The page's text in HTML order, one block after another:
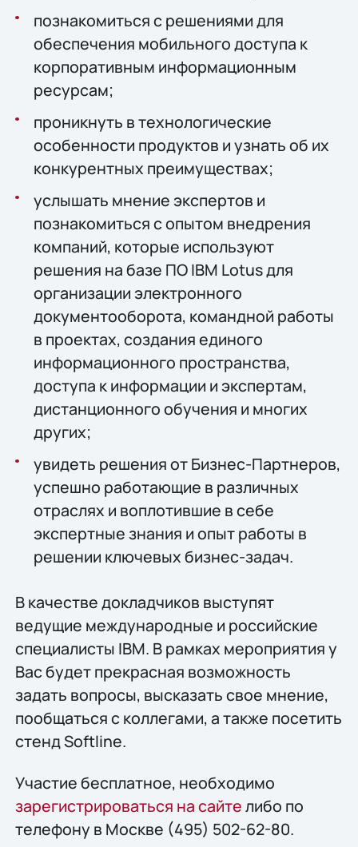
познакомиться с решениями для
обеспечения мобильного доступа к
корпоративным информационным
ресурсам;
проникнуть в технологические
особенности продуктов и узнать об их
конкурентных преимуществах;
услышать мнение экспертов и
познакомиться с опытом внедрения
компаний, которые используют
решения на базе ПО IBM Lotus для
организации электронного
документооборота, командной работы
в проектах, создания единого
информационного пространства,
доступа к информации и экспертам,
дистанционного обучения и многих
других;
увидеть решения от Бизнес-Партнеров,
успешно работающие в различных
отраслях и воплотившие в себе
экспертные знания и опыт работы в
решении ключевых бизнес-задач.
В качестве докладчиков выступят
ведущие международные и российские
специалисты IBM. В рамках мероприятия у
Вас будет прекрасная возможность
задать вопросы, высказать свое мнение,
пообщаться с коллегами, а также посетить
стенд Softline.
Участие бесплатное, необходимо
зарегистрироваться на сайтелибо по
телефону в Москве (495) 502-62-80.